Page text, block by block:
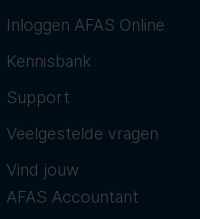
Inloggen AFAS Online
Kennisbank
Support
Veelgestelde vragen
Vind jouw
AFAS Accountant